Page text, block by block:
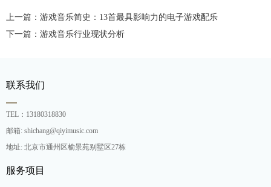
上一篇：游戏音乐简史：13首最具影响力的电子游戏配乐
下一篇：游戏音乐行业现状分析
联系我们
TEL：13180318830
邮箱: shichang@qiyimusic.com
地址: 北京市通州区榆景苑别墅区27栋
服务项目